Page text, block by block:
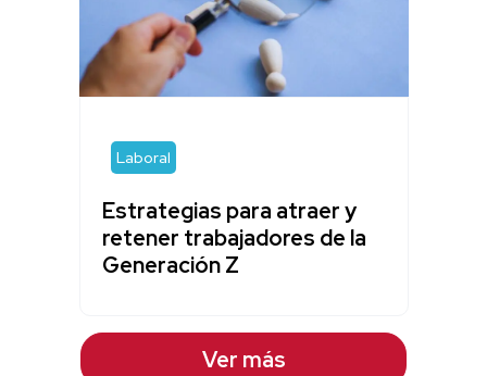
Laboral
Estrategias para atraer y
retener trabajadores de la
Generación Z
Ver más